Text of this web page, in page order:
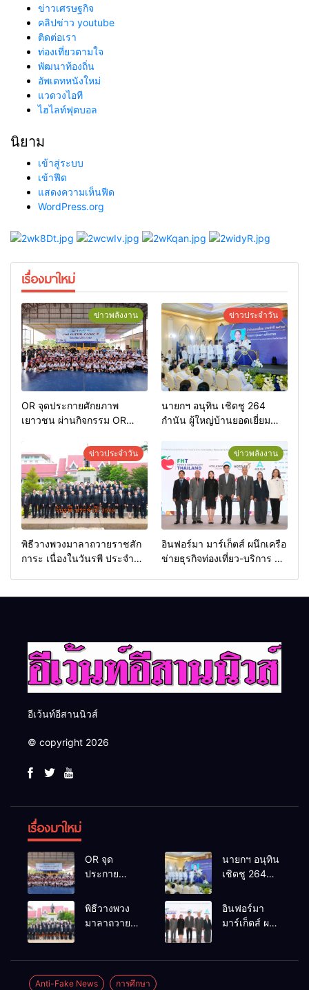
ข่าวเศรษฐกิจ
คลิปข่าว youtube
ติดต่อเรา
ท่องเที่ยวตามใจ
พัฒนาท้องถิ่น
อัพเดทหนังใหม่
แวดวงไอที
ไฮไลท์ฟุตบอล
นิยาม
เข้าสู่ระบบ
เข้าฟีด
แสดงความเห็นฟีด
WordPress.org
เรื่องมาใหม่
ข่าวพลังงาน
OR จุดประกายศักยภาพ
เยาวชน ผ่านกิจกรรม OR
ข่าวประจำวัน
นายกฯ อนุทิน เชิดชู 264
กำนัน ผู้ใหญ่บ้านยอดเยี่ยม
เกียรติยศแห่งการเสียสละ”
ข่าวประจำวัน
พิธีวางพวงมาลาถวายราชสัก
การะ เนื่องในวันรพี ประจำปี
ข่าวพลังงาน
อินฟอร์มา มาร์เก็ตส์ ผนึกเครือ
ข่ายธุรกิจท่องเที่ยว-บริการ จัด
อีเว้นท์อีสานนิวส์
© copyright 2026
เรื่องมาใหม่
OR จุด
ประกาย
เยาวชน ผ่าน
นายกฯ อนุทิน
เชิดชู 264
บ้านยอดเยี่ยม
มอบแหนบ
เกียรติยศแห่ง
พิธีวางพวง
มาลาถวาย
2569 และ
อินฟอร์มา
มาร์เก็ตส์ ผนึก
Anti-Fake News การศึกษา